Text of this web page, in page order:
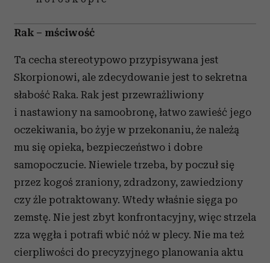
Rak – mściwość
Ta cecha stereotypowo przypisywana jest
Skorpionowi, ale zdecydowanie jest to sekretna
słabość Raka. Rak jest przewrażliwiony
i nastawiony na samoobronę, łatwo zawieść jego
oczekiwania, bo żyje w przekonaniu, że należą
mu się opieka, bezpieczeństwo i dobre
samopoczucie. Niewiele trzeba, by poczuł się
przez kogoś zraniony, zdradzony, zawiedziony
czy źle potraktowany. Wtedy właśnie sięga po
zemstę. Nie jest zbyt konfrontacyjny, więc strzela
zza węgła i potrafi wbić nóż w plecy. Nie ma też
cierpliwości do precyzyjnego planowania aktu